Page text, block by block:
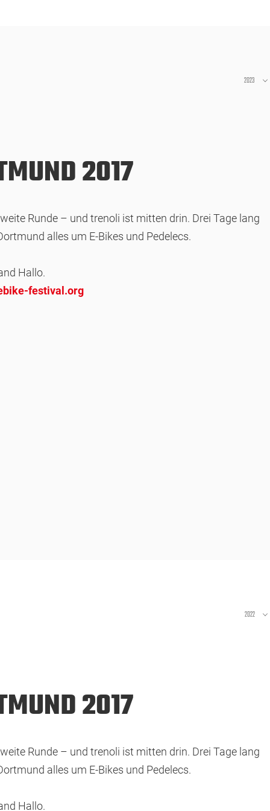
2023
2017
Runde – und trenoli ist mitten drin. Drei Tage lang
alles um E-Bikes und Pedelecs.
Hallo.
festival.org
2022
2017
Runde – und trenoli ist mitten drin. Drei Tage lang
alles um E-Bikes und Pedelecs.
Hallo.